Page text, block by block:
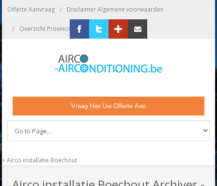
Offerte Aanvraag / Disclaimer Algemene voorwaarden
/ Overzicht Provincies / Bedrijf Aanmelden
Vraag Hier Uw Offerte Aan
>Airco installatie Boechout